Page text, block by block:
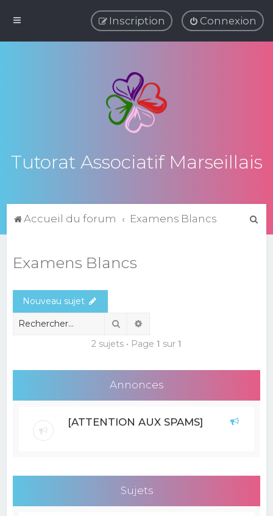
Connexion
Inscription
Tutorat Associatif Marseillais
Accueil du forum Examens Blancs
r
Examens Blancs
Nouveau sujet
Rechercher
2 sujets • Page 1 sur 1
Annonces
[ATTENTION AUX SPAMS]
Sujets